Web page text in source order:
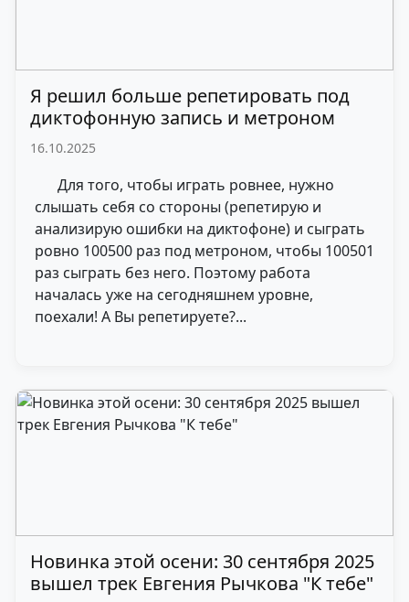
Я решил больше репетировать под
диктофонную запись и метроном
16.10.2025
Для того, чтобы играть ровнее, нужно
слышать себя со стороны (репетирую и
анализирую ошибки на диктофоне) и сыграть
ровно 100500 раз под метроном, чтобы 100501
раз сыграть без него. Поэтому работа
началась уже на сегодняшнем уровне,
поехали! А Вы репетируете?...
Новинка этой осени: 30 сентября 2025
вышел трек Евгения Рычкова "К тебе"